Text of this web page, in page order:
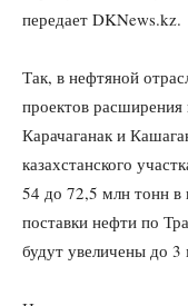
передает DKNews.kz.
Так, в нефтяной
проектов
Карачаганак и
казахстанского
54 до 72,5 млн тонн в
поставки нефти по
будут увеличены до 3